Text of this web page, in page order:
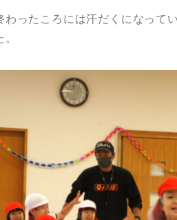
わったころには汗だくになって